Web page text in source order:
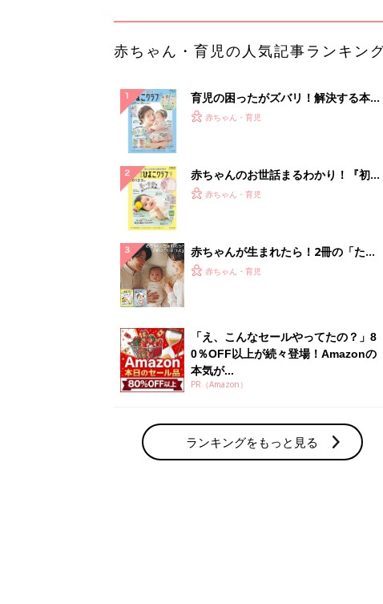
赤ちゃん・育児の人気記事ランキン
育児の困ったがズバリ！解決する本
『ひよこクラブ 夏号』 4カ月～2才
赤ちゃん・育児
赤ちゃんのお世話まるわかり！『初め
てのひよこクラブ 夏号』〈巻頭大特
赤ちゃん・育児
赤ちゃんが生まれたら！2冊の「たま
ひよ」
赤ちゃん・育児
「え、こんなセールやってたの？」8
0％OFF以上が続々登場！Amazonの
本気が...
PR（Amazon）
ランキングをもっと見る